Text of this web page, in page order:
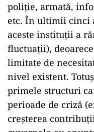
poliție, armată,
etc. În ultimii cinci
aceste instituții a
fluctuaţii),
limitate de
nivel existent.
primele structuri
perioade de criză
creșterea